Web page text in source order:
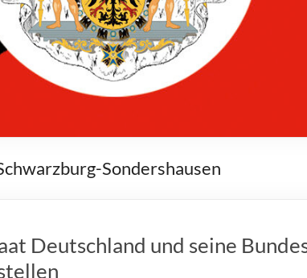
Sondershausen
Deutschland und seine